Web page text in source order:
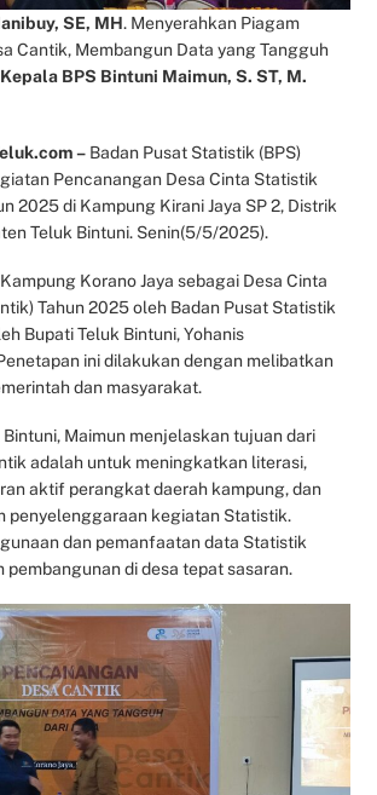
SE, MH. Menyerahkan Piagam
Cantik, Membangun Data yang Tangguh
Kepala BPS Bintuni Maimun, S. ST, M.
– Badan Pusat Statistik (BPS)
Pencanangan Desa Cinta Statistik
2025 di Kampung Kirani Jaya SP 2, Distrik
Teluk Bintuni. Senin(5/5/2025).
Korano Jaya sebagai Desa Cinta
Tahun 2025 oleh Badan Pusat Statistik
Bupati Teluk Bintuni, Yohanis
ini dilakukan dengan melibatkan
dan masyarakat.
Bintuni, Maimun menjelaskan tujuan dari
adalah untuk meningkatkan literasi,
aktif perangkat daerah kampung, dan
penyelenggaraan kegiatan Statistik.
dan pemanfaatan data Statistik
pembangunan di desa tepat sasaran.